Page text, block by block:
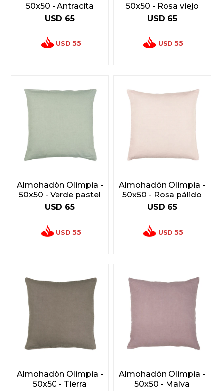
50x50 - Antracita
USD 65
USD 55
50x50 - Rosa viejo
USD 65
USD 55
Almohadón Olimpia -
50x50 - Verde pastel
USD 65
USD 55
Almohadón Olimpia -
50x50 - Rosa pálido
USD 65
USD 55
Almohadón Olimpia -
50x50 - Tierra
Almohadón Olimpia -
50x50 - Malva